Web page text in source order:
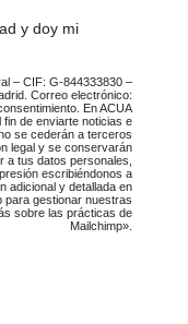
y doy mi
– CIF: G-844333830 –
Correo electrónico:
En ACUA
de enviarte noticias e
se cederán a terceros
legal y se conservarán
a tus datos personales,
escribiéndonos a
adicional y detallada en
para gestionar nuestras
sobre las prácticas de
Mailchimp».